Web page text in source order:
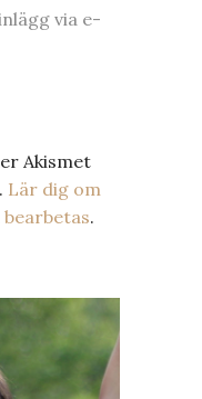
via e-
Akismet
Lär dig om
.